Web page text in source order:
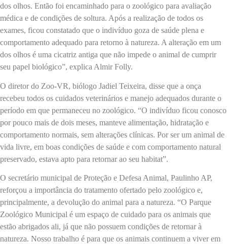
dos olhos. Então foi encaminhado para o zoológico para avaliação
médica e de condições de soltura. Após a realização de todos os
exames, ficou constatado que o indivíduo goza de saúde plena e
comportamento adequado para retorno à natureza. A alteração em um
dos olhos é uma cicatriz antiga que não impede o animal de cumprir
seu papel biológico”, explica Almir Folly.
O diretor do Zoo-VR, biólogo Jadiel Teixeira, disse que a onça
recebeu todos os cuidados veterinários e manejo adequados durante o
período em que permaneceu no zoológico. “O indivíduo ficou conosco
por pouco mais de dois meses, manteve alimentação, hidratação e
comportamento normais, sem alterações clínicas. Por ser um animal de
vida livre, em boas condições de saúde e com comportamento natural
preservado, estava apto para retornar ao seu habitat”.
O secretário municipal de Proteção e Defesa Animal, Paulinho AP,
reforçou a importância do tratamento ofertado pelo zoológico e,
principalmente, a devolução do animal para a natureza. “O Parque
Zoológico Municipal é um espaço de cuidado para os animais que
estão abrigados ali, já que não possuem condições de retornar à
natureza. Nosso trabalho é para que os animais continuem a viver em